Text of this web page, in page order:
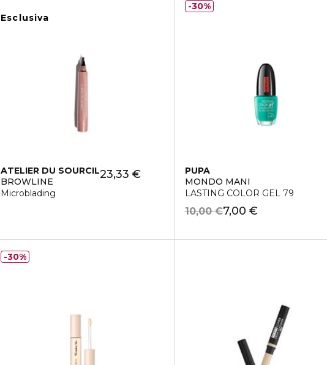
Esclusiva
ATELIER DU SOURCIL
BROWLINE
Microblading
23,33 €
PUPA
MONDO MANI
LASTING COLOR GEL 79
7,00 €
10,00 €
30%
30%